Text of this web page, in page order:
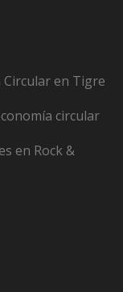
Circular en Tigre
circular
en Rock &